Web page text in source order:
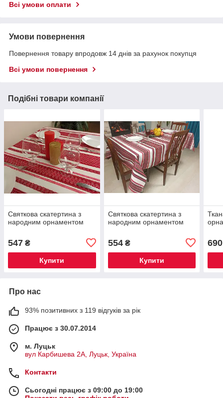
Всі умови оплати
Умови повернення
Повернення товару впродовж 14 днів за рахунок покупця
Всі умови повернення
Подібні товари компанії
Святкова скатертина з
народним орнаментом
547 ₴
Купити
Святкова скатертина з
народним орнаментом
554₴
Купити
690
Про нас
93% позитивних з 119 відгуків за рік
Працює з 30.07.2014
м. Луцьк
вул Карбишева 2А, Луцьк, Україна
Контакти
Сьогодні працює з 09:00 до 19:00